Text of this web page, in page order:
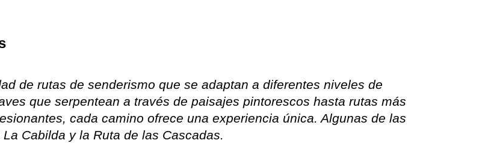
de rutas de senderismo que se adaptan a diferentes niveles de
que serpentean a través de paisajes pintorescos hasta rutas más
cada camino ofrece una experiencia única. Algunas de las
Cabilda y la Ruta de las Cascadas.